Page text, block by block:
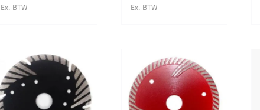
Ex. BTW Ex. BTW